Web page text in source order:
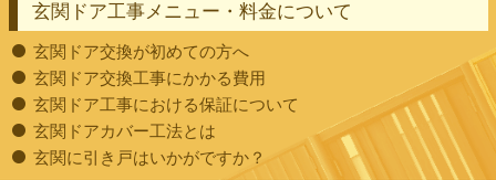
玄関ドア工事メニュー・料金について
玄関ドア交換が初めての方へ
玄関ドア交換工事にかかる費用
玄関ドア工事における保証について
玄関ドアカバー工法とは
玄関に引き戸はいかがですか？